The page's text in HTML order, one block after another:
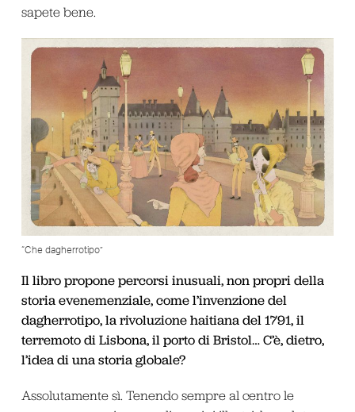
sapete bene.
“Che dagherrotipo”
Il libro propone percorsi inusuali, non propri della
storia evenemenziale, come l’invenzione del
dagherrotipo, la rivoluzione haitiana del 1791, il
terremoto di Lisbona, il porto di Bristol… C’è, dietro,
l’idea di una storia globale?
Assolutamente sì. Tenendo sempre al centro le